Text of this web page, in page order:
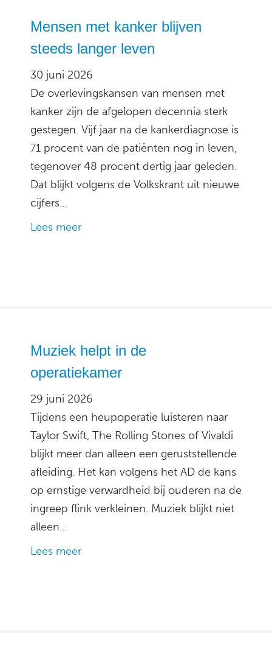
Mensen met kanker blijven
steeds langer leven
30 juni 2026
De overlevingskansen van mensen met
kanker zijn de afgelopen decennia sterk
gestegen. Vijf jaar na de kankerdiagnose is
71 procent van de patiënten nog in leven,
tegenover 48 procent dertig jaar geleden.
Dat blijkt volgens de Volkskrant uit nieuwe
cijfers…
Lees meer
Muziek helpt in de
operatiekamer
29 juni 2026
Tijdens een heupoperatie luisteren naar
Taylor Swift, The Rolling Stones of Vivaldi
blijkt meer dan alleen een geruststellende
afleiding. Het kan volgens het AD de kans
op ernstige verwardheid bij ouderen na de
ingreep flink verkleinen. Muziek blijkt niet
alleen…
Lees meer